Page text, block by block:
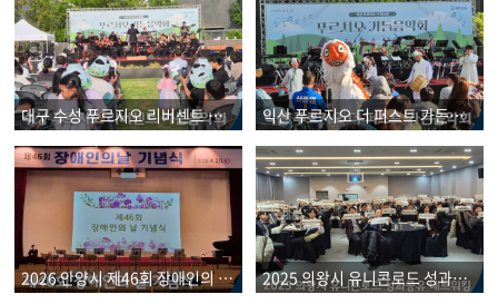
대구 수성 푸르지오 리버센트 가든음악회 익산 푸르지오 더 퍼스트 가든음악회
2026 안양시 제46회 장애인의 날 기념식 2025 의왕시 유니콘로드 성과공유 네트워킹